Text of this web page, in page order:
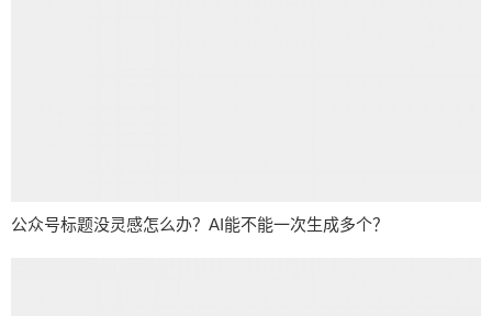
公众号标题没灵感怎么办？AI能不能一次生成多个？